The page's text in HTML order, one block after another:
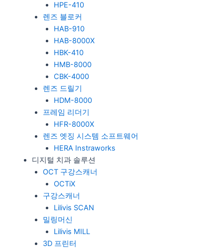
HPE-410
렌즈 블로커
HAB-910
HAB-8000X
HBK-410
HMB-8000
CBK-4000
렌즈 드릴기
HDM-8000
프레임 리더기
HFR-8000X
렌즈 엣징 시스템 소프트웨어
HERA Instraworks
디지털 치과 솔루션
OCT 구강스캐너
OCTiX
구강스캐너
Lilivis SCAN
밀링머신
Lilivis MILL
3D 프린터